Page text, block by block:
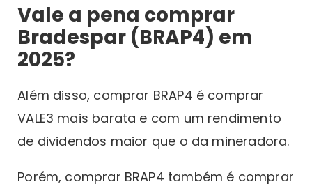
Vale a pena comprar
Bradespar (BRAP4) em
2025?
Além disso, comprar BRAP4 é comprar
VALE3 mais barata e com um rendimento
de dividendos maior que o da mineradora.
Porém, comprar BRAP4 também é comprar